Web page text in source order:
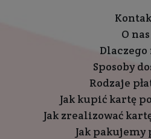
O nas
Dlaczego
Sposoby
Rodzaje
Jak kupić kartę
Jak zrealizować
Jak pakujemy